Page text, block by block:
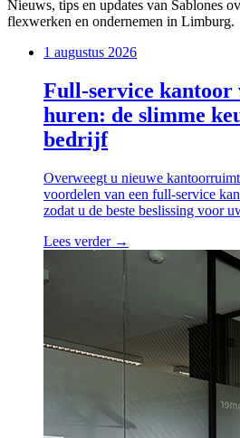
Nieuws, tips en updates van Sablones
flexwerken en ondernemen in Limburg.
1 augustus 2026
Full-service kantoor
huren: de slimme
bedrijf
Overweegt u nieuwe
voordelen van een full-service
zodat u de beste beslissing voor
Lees verder →